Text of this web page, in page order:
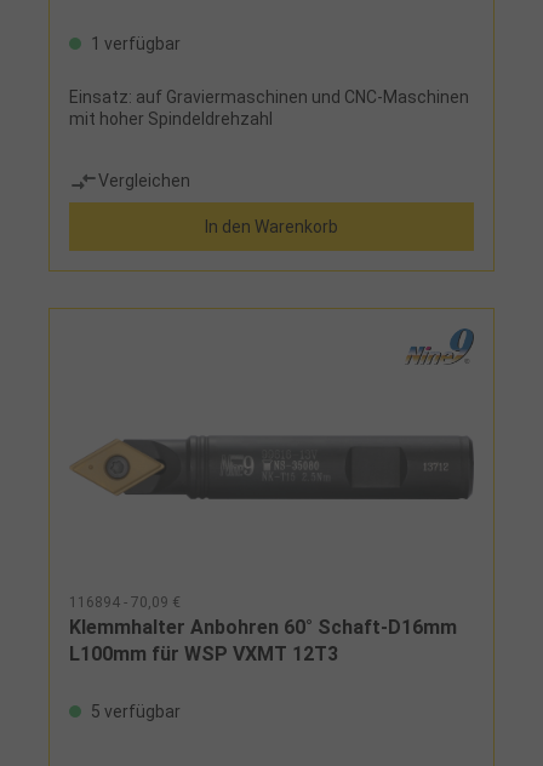
1 verfügbar
Einsatz: auf Graviermaschinen und CNC-Maschinen
mit hoher Spindeldrehzahl
Vergleichen
In den Warenkorb
116894 - 70,09 €
Klemmhalter Anbohren 60° Schaft-D16mm
L100mm für WSP VXMT 12T3
5 verfügbar